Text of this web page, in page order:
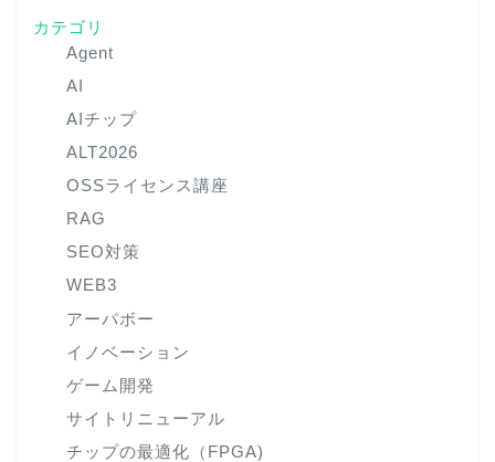
カテゴリ
Agent
AI
AIチップ
ALT2026
OSSライセンス講座
RAG
SEO対策
WEB3
アーパボー
イノベーション
ゲーム開発
サイトリニューアル
チップの最適化（FPGA)